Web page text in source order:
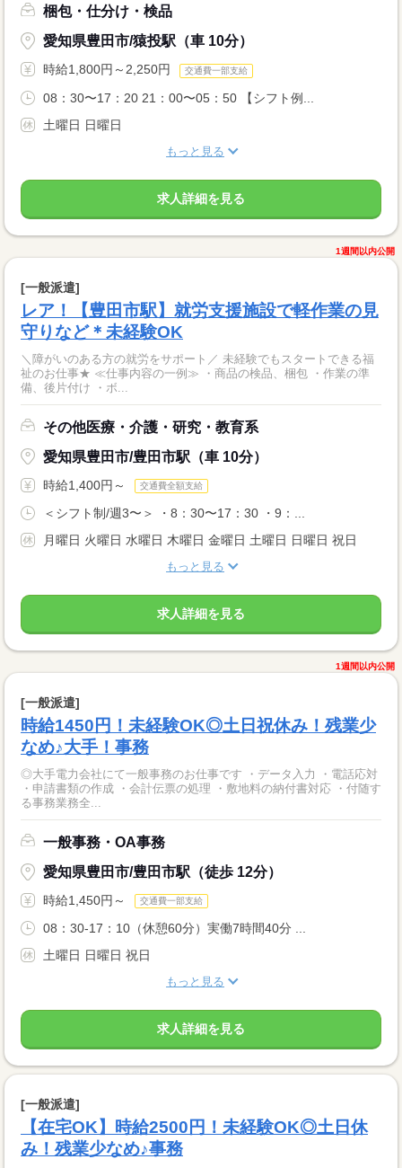
梱包・仕分け・検品
愛知県豊田市/猿投駅（車 10分）
時給1,800円～2,250円 交通費一部支給
08：30〜17：20 21：00〜05：50 【シフト例...
土曜日 日曜日
もっと見る
求人詳細を見る
1週間以内公開
[一般派遣]
レア！【豊田市駅】就労支援施設で軽作業の見
守りなど＊未経験OK
＼障がいのある方の就労をサポート／ 未経験でもスタートできる福
祉のお仕事★ ≪仕事内容の一例≫ ・商品の検品、梱包 ・作業の準
備、後片付け ・ボ...
その他医療・介護・研究・教育系
愛知県豊田市/豊田市駅（車 10分）
時給1,400円～ 交通費全額支給
＜シフト制/週3〜＞ ・8：30〜17：30 ・9：...
月曜日 火曜日 水曜日 木曜日 金曜日 土曜日 日曜日 祝日
もっと見る
求人詳細を見る
1週間以内公開
[一般派遣]
時給1450円！未経験OK◎土日祝休み！残業少
なめ♪大手！事務
◎大手電力会社にて一般事務のお仕事です ・データ入力 ・電話応対
・申請書類の作成 ・会計伝票の処理 ・敷地料の納付書対応 ・付随す
る事務業務全...
一般事務・OA事務
愛知県豊田市/豊田市駅（徒歩 12分）
時給1,450円～ 交通費一部支給
08：30-17：10（休憩60分）実働7時間40分 ...
土曜日 日曜日 祝日
もっと見る
求人詳細を見る
[一般派遣]
【在宅OK】時給2500円！未経験OK◎土日休
み！残業少なめ♪事務